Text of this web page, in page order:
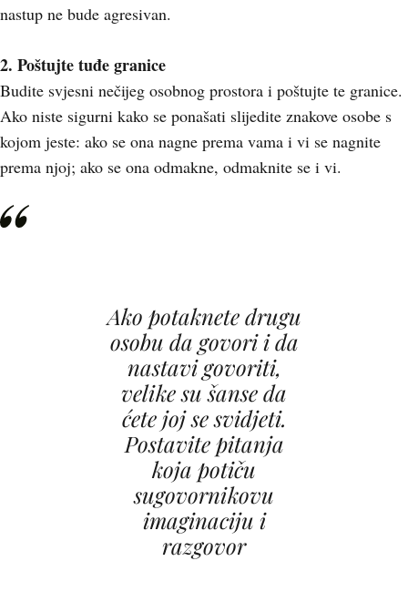
nastup ne bude agresivan.
2. Poštujte tuđe granice
Budite svjesni nečijeg osobnog prostora i poštujte te granice.
Ako niste sigurni kako se ponašati slijedite znakove osobe s
kojom jeste: ako se ona nagne prema vama i vi se nagnite
prema njoj; ako se ona odmakne, odmaknite se i vi.
Ako potaknete drugu
osobu da govori i da
nastavi govoriti,
velike su šanse da
ćete joj se svidjeti.
Postavite pitanja
koja potiču
sugovornikovu
imaginaciju i
razgovor